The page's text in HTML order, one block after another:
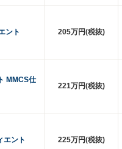
ント 205万円(税抜)
MMCS仕
221万円(税抜)
エント 225万円(税抜)